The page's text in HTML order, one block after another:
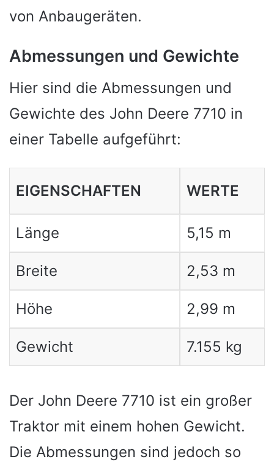
von Anbaugeräten.
Abmessungen und Gewichte
Hier sind die Abmessungen und
Gewichte des John Deere 7710 in
einer Tabelle aufgeführt:
EIGENSCHAFTEN WERTE
Länge 5,15 m
Breite 2,53 m
Höhe 2,99 m
Gewicht 7.155 kg
Der John Deere 7710 ist ein großer
Traktor mit einem hohen Gewicht.
Die Abmessungen sind jedoch so